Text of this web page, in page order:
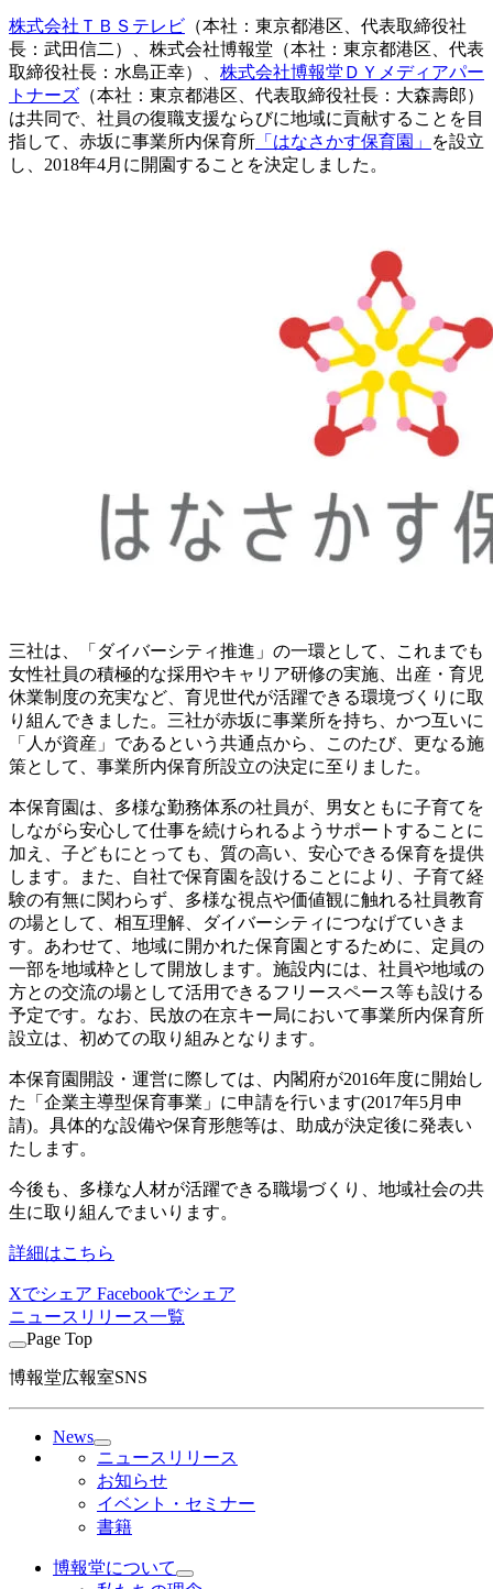
株式会社ＴＢＳテレビ （本社：東京都港区、代表取締役社
長：武田信二）、株式会社博報堂（本社：東京都港区、代表
取締役社長：水島正幸）、 株式会社博報堂ＤＹメディアパー
トナーズ （本社：東京都港区、代表取締役社長：大森壽郎）
は共同で、社員の復職支援ならびに地域に貢献することを目
指して、赤坂に事業所内保育所 「はなさかす保育園」
を設立
し、2018年4月に開園することを決定しました。
三社は、「ダイバーシティ推進」の一環として、これまでも
女性社員の積極的な採用やキャリア研修の実施、出産・育児
休業制度の充実など、育児世代が活躍できる環境づくりに取
り組んできました。三社が赤坂に事業所を持ち、かつ互いに
「人が資産」であるという共通点から、このたび、更なる施
策として、事業所内保育所設立の決定に至りました。
本保育園は、多様な勤務体系の社員が、男女ともに子育てを
しながら安心して仕事を続けられるようサポートすることに
加え、子どもにとっても、質の高い、安心できる保育を提供
します。また、自社で保育園を設けることにより、子育て経
験の有無に関わらず、多様な視点や価値観に触れる社員教育
の場として、相互理解、ダイバーシティにつなげていきま
す。あわせて、地域に開かれた保育園とするために、定員の
一部を地域枠として開放します。施設内には、社員や地域の
方との交流の場として活用できるフリースペース等も設ける
予定です。なお、民放の在京キー局において事業所内保育所
設立は、初めての取り組みとなります。
本保育園開設・運営に際しては、内閣府が2016年度に開始し
た「企業主導型保育事業」に申請を行います(2017年5月申
請)。具体的な設備や保育形態等は、助成が決定後に発表い
たします。
今後も、多様な人材が活躍できる職場づくり、地域社会の共
生に取り組んでまいります。
詳細はこちら
Xでシェア Facebookでシェア
ニュースリリース一覧
Page Top
博報堂広報室SNS
News
ニュースリリース
お知らせ
イベント・セミナー
書籍
博報堂について